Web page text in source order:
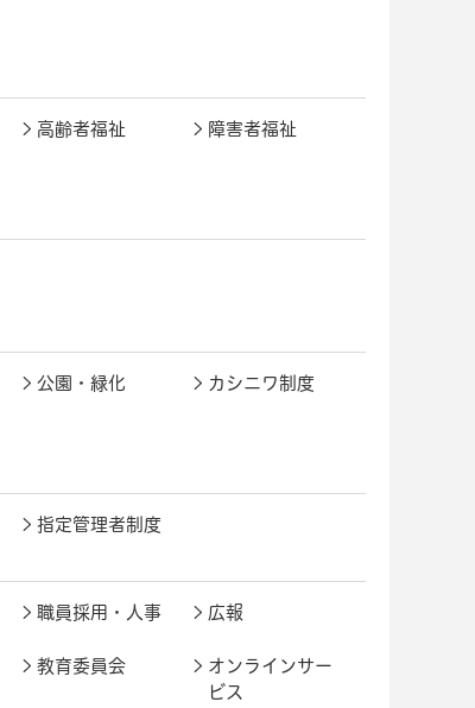
高齢者福祉 障害者福祉
公園・緑化 カシニワ制度
指定管理者制度
職員採用・人事 広報
教育委員会
オンラインサー
ビス